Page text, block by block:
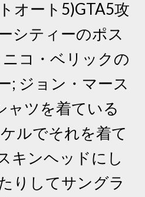
オート5)GTA5攻
シティーのポス
ニコ・ベリックの
; ジョン・マース
ャツを着ている
ルでそれを着て
キンヘッドにし
りしてサングラ